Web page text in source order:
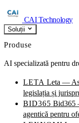
CAI Technology
Soluții
Produse
AI specializată pentru
LETA Leta —
legislația și
BID365 Bid365
agentică pentru